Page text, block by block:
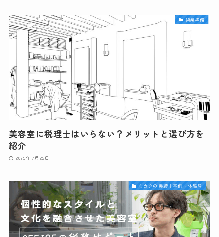
開業準備
美容室に税理士はいらない？メリットと選び方を
紹介
2025年7月22日
ミカタの実績｜事例・体験談